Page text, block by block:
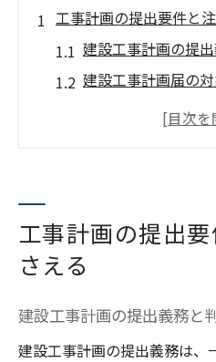
工事計画の提出要件と
建設工事計画の提
建設工事計画届の
る方法
建設工事計画届の書式
建設工事計画届の
工事計画の提出
さえる
建設工事計画の提出義務と
建設工事計画の提出義務は、